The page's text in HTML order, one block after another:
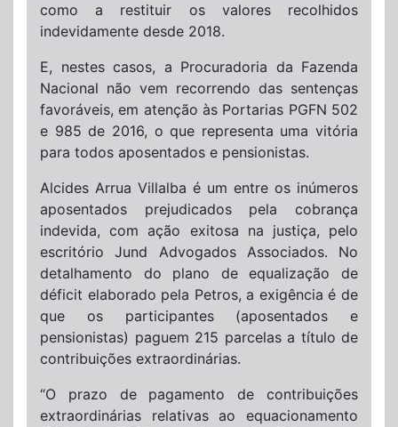
como a restituir os valores recolhidos
indevidamente desde 2018.
E, nestes casos, a Procuradoria da Fazenda
Nacional não vem recorrendo das sentenças
favoráveis, em atenção às Portarias PGFN 502
e 985 de 2016, o que representa uma vitória
para todos aposentados e pensionistas.
Alcides Arrua Villalba é um entre os inúmeros
aposentados prejudicados pela cobrança
indevida, com ação exitosa na justiça, pelo
escritório Jund Advogados Associados. No
detalhamento do plano de equalização de
déficit elaborado pela Petros, a exigência é de
que os participantes (aposentados e
pensionistas) paguem 215 parcelas a título de
contribuições extraordinárias.
“O prazo de pagamento de contribuições
extraordinárias relativas ao equacionamento